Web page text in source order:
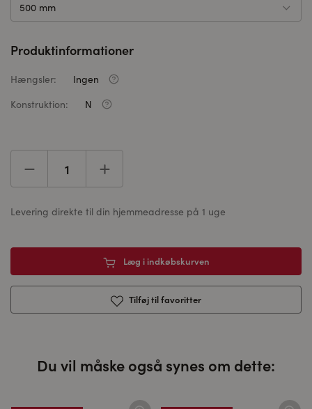
500 mm
Produktinformationer
Hængsler:
Ingen
Konstruktion:
N
Levering direkte til din hjemmeadresse på 1 uge
Læg i indkøbskurven
Tilføj til favoritter
Du vil måske også synes om dette: